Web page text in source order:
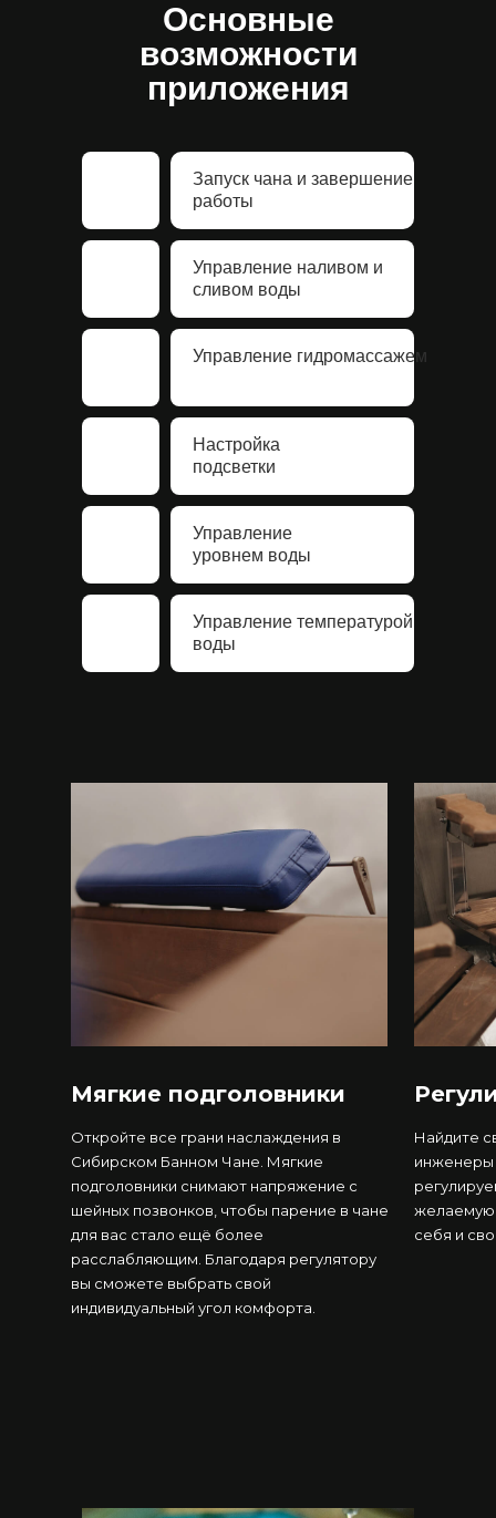
Основные
возможности
приложения
Управление температурой
воды
Управление
уровнем воды
Настройка
подсветки
Управление гидромассажем
Управление наливом и
сливом воды
Запуск чана и завершение
работы
Мягкие подголовники
Откройте все грани наслаждения в
Сибирском Банном Чане. Мягкие
подголовники снимают напряжение с
шейных позвонков, чтобы парение в чане
для вас стало ещё более
расслабляющим. Благодаря регулятору
вы сможете выбрать свой
индивидуальный угол комфорта.
Найдите
инженеры
желаемую
себя и